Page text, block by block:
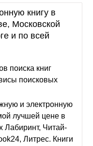
книгу в
Московской
и по всей
поиска книг
поисковых
и электронную
лучшей цене в
Лабиринт, Читай-
Литрес. Книги